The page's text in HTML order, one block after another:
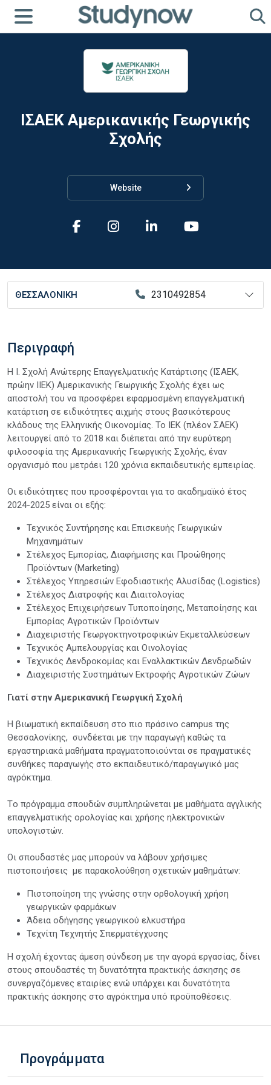
ΙΣΑΕΚ Αμερικανικής Γεωργικής
Σχολής
Website
ΘΕΣΣΑΛΟΝΙΚΗ 2310492854
Περιγραφή
Η Ι. Σχολή Ανώτερης Επαγγελματικής Κατάρτισης (ΙΣΑΕΚ,
πρώην ΙΙΕΚ) Αμερικανικής Γεωργικής Σχολής έχει ως
αποστολή του να προσφέρει εφαρμοσμένη επαγγελματική
κατάρτιση σε ειδικότητες αιχμής στους βασικότερους
κλάδους της Ελληνικής Οικονομίας. Το ΙΕΚ (πλέον ΣΑΕΚ)
λειτουργεί από το 2018 και διέπεται από την ευρύτερη
φιλοσοφία της Αμερικανικής Γεωργικής Σχολής, έναν
οργανισμό που μετράει 120 χρόνια εκπαιδευτικής εμπειρίας.
Οι ειδικότητες που προσφέρονται για το ακαδημαϊκό έτος
2024-2025 είναι οι εξής:
Τεχνικός Συντήρησης και Επισκευής Γεωργικών
Μηχανημάτων
Στέλεχος Εμπορίας, Διαφήμισης και Προώθησης
Προϊόντων (Marketing)
Στέλεχος Υπηρεσιών Εφοδιαστικής Αλυσίδας (Logistics)
Στέλεχος Διατροφής και Διαιτολογίας
Στέλεχος Επιχειρήσεων Τυποποίησης, Μεταποίησης και
Εμπορίας Αγροτικών Προϊόντων
Διαχειριστής Γεωργοκτηνοτροφικών Εκμεταλλεύσεων
Τεχνικός Αμπελουργίας και Οινολογίας
Τεχνικός Δενδροκομίας και Εναλλακτικών Δενδρωδών
Διαχειριστής Συστημάτων Εκτροφής Αγροτικών Ζώων
Γιατί στην Αμερικανική Γεωργική Σχολή
Η βιωματική εκπαίδευση στο πιο πράσινο campus της
Θεσσαλονίκης, συνδέεται με την παραγωγή καθώς τα
εργαστηριακά μαθήματα πραγματοποιούνται σε πραγματικές
συνθήκες παραγωγής στο εκπαιδευτικό/παραγωγικό μας
αγρόκτημα.
Tο πρόγραμμα σπουδών συμπληρώνεται με μαθήματα αγγλικής
επαγγελματικής ορολογίας και χρήσης ηλεκτρονικών
υπολογιστών.
Οι σπουδαστές μας μπορούν να λάβουν χρήσιμες
πιστοποιήσεις με παρακολούθηση σχετικών μαθημάτων:
Πιστοποίηση της γνώσης στην ορθολογική χρήση
γεωργικών φαρμάκων
Άδεια οδήγησης γεωργικού ελκυστήρα
Τεχνίτη Τεχνητής Σπερματέγχυσης
Η σχολή έχοντας άμεση σύνδεση με την αγορά εργασίας, δίνει
στους σπουδαστές τη δυνατότητα πρακτικής άσκησης σε
συνεργαζόμενες εταιρίες ενώ υπάρχει και δυνατότητα
πρακτικής άσκησης στο αγρόκτημα υπό προϋποθέσεις.
Προγράμματα